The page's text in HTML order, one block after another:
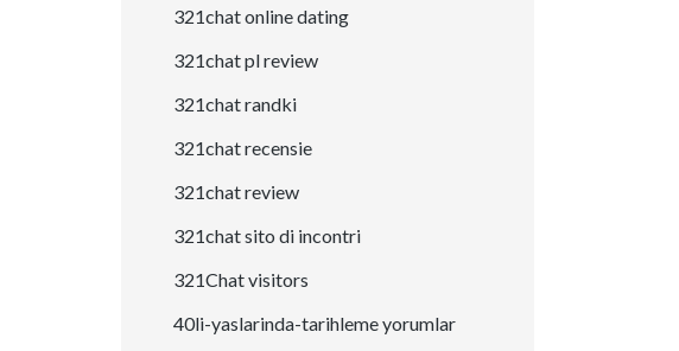
321chat online dating
321chat pl review
321chat randki
321chat recensie
321chat review
321chat sito di incontri
321Chat visitors
40li-yaslarinda-tarihleme yorumlar